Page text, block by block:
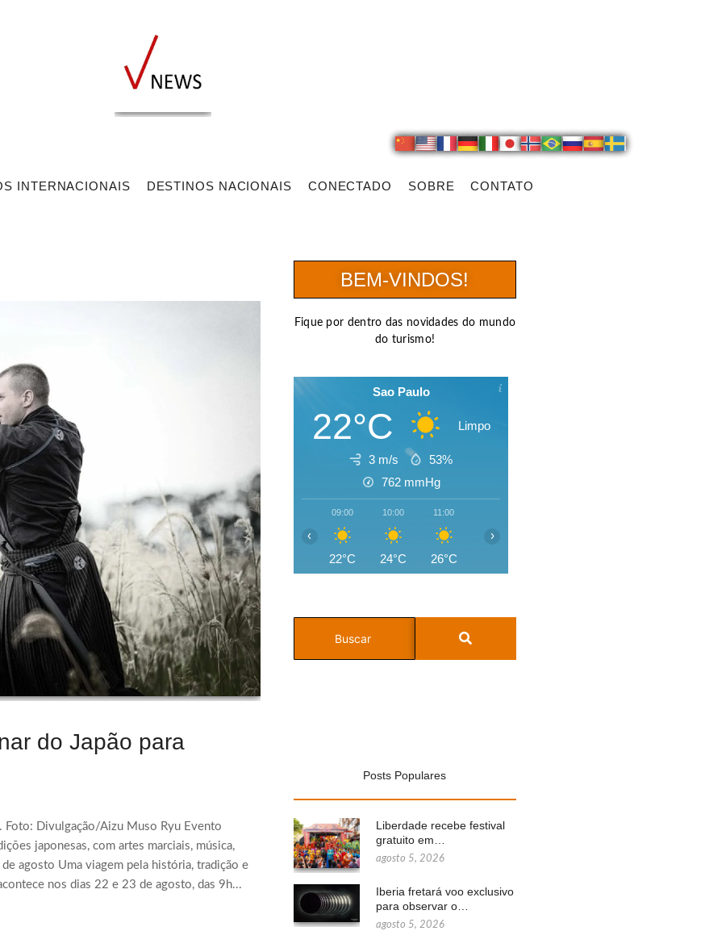
INTERNACIONAIS DESTINOS NACIONAIS CONECTADO SOBRE CONTATO
do Japão para
Foto: Divulgação/Aizu Muso Ryu Evento
japonesas, com artes marciais, música,
agosto Uma viagem pela história, tradição e
nos dias 22 e 23 de agosto, das 9h...
BEM-VINDOS!
Fique por dentro das novidades do mundo
do turismo!
Sao Paulo
22°C Limpo
3 m/s
53%
762 mmHg
09:00
22°C
10:00
24°C
11:00
26°C
‹ ›
Posts Populares
Liberdade recebe festival
gratuito em…
agosto 5, 2026
Iberia fretará voo exclusivo
para observar o…
agosto 5, 2026